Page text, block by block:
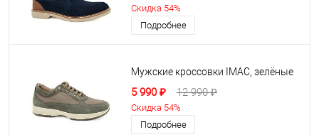
Скидка 54%
Подробнее
Мужские кроссовки IMAC, зелёные
5 990 ₽ 12 990 ₽
Скидка 54%
Подробнее